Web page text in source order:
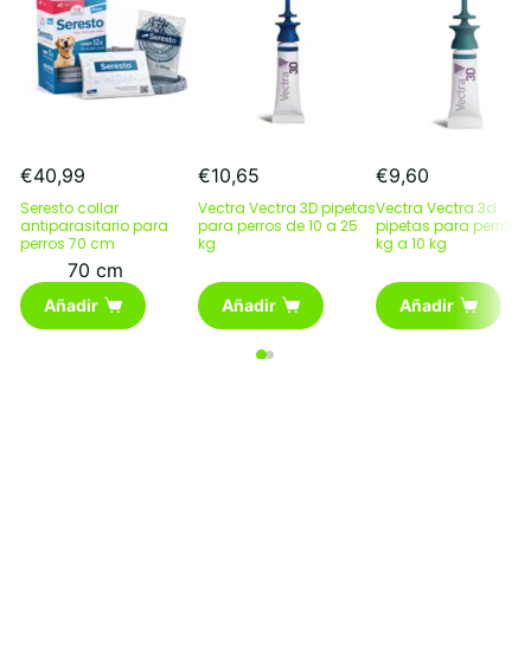
€40,99
Seresto collar
antiparasitario para
perros 70 cm
70 cm
Añadir
€10,65
Vectra Vectra 3D pipetas
para perros de 10 a 25
kg
Añadir
€9,60
Vectra Vectra 3d
pipetas para perros
kg a 10 kg
Añadir